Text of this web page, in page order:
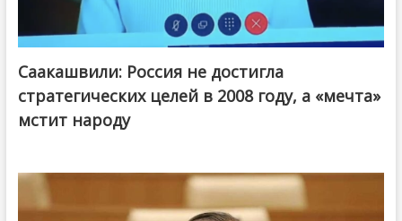
Саакашвили: Россия не достигла
стратегических целей в 2008 году, а «мечта»
мстит народу